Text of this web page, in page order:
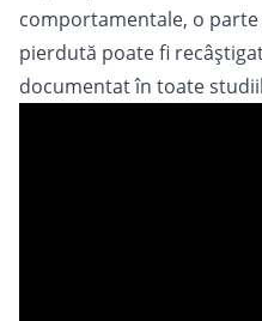
comportamentale, o
pierdută poate fi
documentat în toate